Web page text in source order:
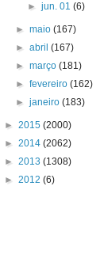
► jun. 01 (6)
►maio(167)
►abril(167)
►março(181)
►fevereiro(162)
►janeiro(183)
► 2015 (2000)
► 2014 (2062)
► 2013 (1308)
► 2012 (6)